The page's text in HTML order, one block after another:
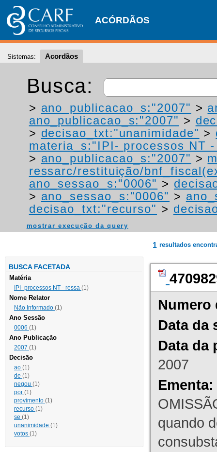
ACÓRDÃOS
Sistemas: Acordãos
Busca:
> ano_publicacao_s:"2007" >
ano_publicacao_s:"2007" >
> decisao_txt:"unanimidade" >
materia_s:"IPI- processos NT
> ano_publicacao_s:"2007" >
ressarc/restituição/
ano_sessao_s:"0006" >
> ano_sessao_s:"0006" >
decisao_txt:"recurso" >
mostrar execução da query
BUSCA FACETADA
Matéria
IPI- processos NT - ressa (1)
Nome Relator
Não Informado (1)
Ano Sessão
0006 (1)
Ano Publicação
2007 (1)
Decisão
ao (1)
de (1)
negou (1)
por (1)
provimento (1)
recurso (1)
se (1)
unanimidade (1)
votos (1)
1 resultados
Numero
Data da
Data da
2007
Ementa:
quando